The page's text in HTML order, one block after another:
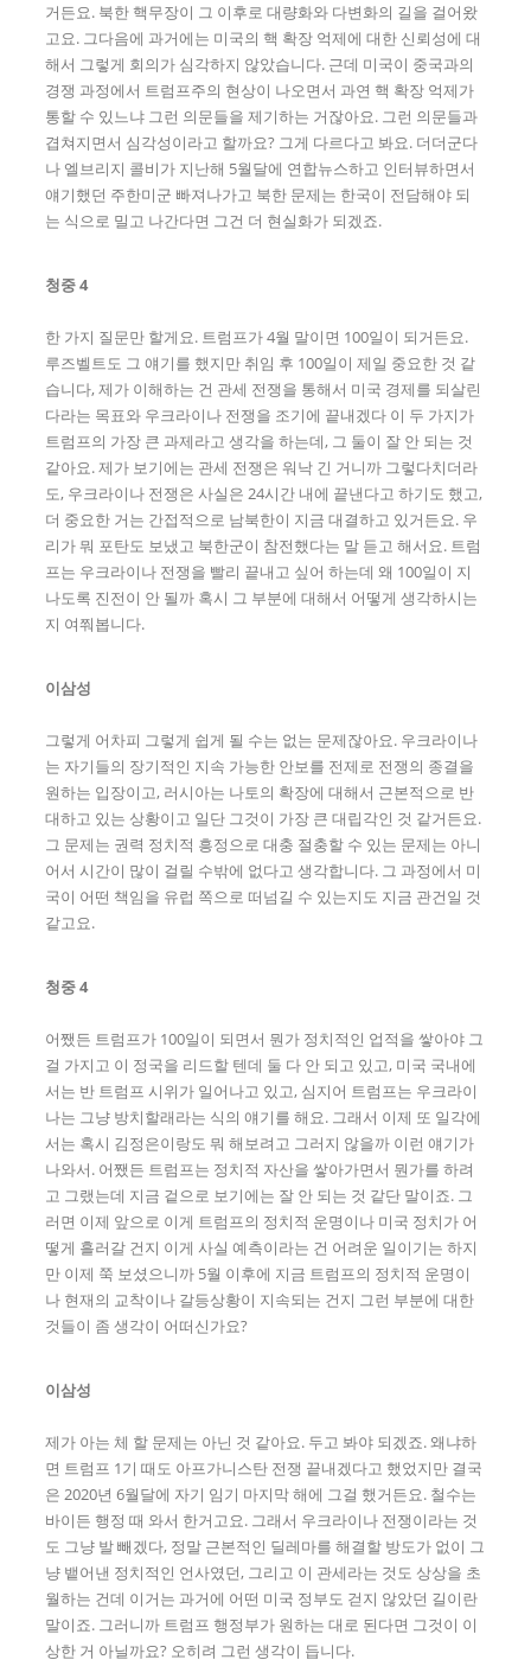
거든요. 북한 핵무장이 그 이후로 대량화와 다변화의 길을 걸어왔
고요. 그다음에 과거에는 미국의 핵 확장 억제에 대한 신뢰성에 대
해서 그렇게 회의가 심각하지 않았습니다. 근데 미국이 중국과의
경쟁 과정에서 트럼프주의 현상이 나오면서 과연 핵 확장 억제가
통할 수 있느냐 그런 의문들을 제기하는 거잖아요. 그런 의문들과
겹쳐지면서 심각성이라고 할까요? 그게 다르다고 봐요. 더더군다
나 엘브리지 콜비가 지난해 5월달에 연합뉴스하고 인터뷰하면서
얘기했던 주한미군 빠져나가고 북한 문제는 한국이 전담해야 되
는 식으로 밀고 나간다면 그건 더 현실화가 되겠죠.
청중 4
한 가지 질문만 할게요. 트럼프가 4월 말이면 100일이 되거든요.
루즈벨트도 그 얘기를 했지만 취임 후 100일이 제일 중요한 것 같
습니다, 제가 이해하는 건 관세 전쟁을 통해서 미국 경제를 되살린
다라는 목표와 우크라이나 전쟁을 조기에 끝내겠다 이 두 가지가
트럼프의 가장 큰 과제라고 생각을 하는데, 그 둘이 잘 안 되는 것
같아요. 제가 보기에는 관세 전쟁은 워낙 긴 거니까 그렇다치더라
도, 우크라이나 전쟁은 사실은 24시간 내에 끝낸다고 하기도 했고,
더 중요한 거는 간접적으로 남북한이 지금 대결하고 있거든요. 우
리가 뭐 포탄도 보냈고 북한군이 참전했다는 말 듣고 해서요. 트럼
프는 우크라이나 전쟁을 빨리 끝내고 싶어 하는데 왜 100일이 지
나도록 진전이 안 될까 혹시 그 부분에 대해서 어떻게 생각하시는
지 여쭤봅니다.
이삼성
그렇게 어차피 그렇게 쉽게 될 수는 없는 문제잖아요. 우크라이나
는 자기들의 장기적인 지속 가능한 안보를 전제로 전쟁의 종결을
원하는 입장이고, 러시아는 나토의 확장에 대해서 근본적으로 반
대하고 있는 상황이고 일단 그것이 가장 큰 대립각인 것 같거든요.
그 문제는 권력 정치적 흥정으로 대충 절충할 수 있는 문제는 아니
어서 시간이 많이 걸릴 수밖에 없다고 생각합니다. 그 과정에서 미
국이 어떤 책임을 유럽 쪽으로 떠넘길 수 있는지도 지금 관건일 것
같고요.
청중 4
어쨌든 트럼프가 100일이 되면서 뭔가 정치적인 업적을 쌓아야 그
걸 가지고 이 정국을 리드할 텐데 둘 다 안 되고 있고, 미국 국내에
서는 반 트럼프 시위가 일어나고 있고, 심지어 트럼프는 우크라이
나는 그냥 방치할래라는 식의 얘기를 해요. 그래서 이제 또 일각에
서는 혹시 김정은이랑도 뭐 해보려고 그러지 않을까 이런 얘기가
나와서. 어쨌든 트럼프는 정치적 자산을 쌓아가면서 뭔가를 하려
고 그랬는데 지금 겉으로 보기에는 잘 안 되는 것 같단 말이죠. 그
러면 이제 앞으로 이게 트럼프의 정치적 운명이나 미국 정치가 어
떻게 흘러갈 건지 이게 사실 예측이라는 건 어려운 일이기는 하지
만 이제 쭉 보셨으니까 5월 이후에 지금 트럼프의 정치적 운명이
나 현재의 교착이나 갈등상황이 지속되는 건지 그런 부분에 대한
것들이 좀 생각이 어떠신가요?
이삼성
제가 아는 체 할 문제는 아닌 것 같아요. 두고 봐야 되겠죠. 왜냐하
면 트럼프 1기 때도 아프가니스탄 전쟁 끝내겠다고 했었지만 결국
은 2020년 6월달에 자기 임기 마지막 해에 그걸 했거든요. 철수는
바이든 행정 때 와서 한거고요. 그래서 우크라이나 전쟁이라는 것
도 그냥 발 빼겠다, 정말 근본적인 딜레마를 해결할 방도가 없이 그
냥 뱉어낸 정치적인 언사였던, 그리고 이 관세라는 것도 상상을 초
월하는 건데 이거는 과거에 어떤 미국 정부도 걷지 않았던 길이란
말이죠. 그러니까 트럼프 행정부가 원하는 대로 된다면 그것이 이
상한 거 아닐까요? 오히려 그런 생각이 듭니다.